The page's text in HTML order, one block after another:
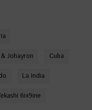
Johayron Cuba
La India
6ix9ine